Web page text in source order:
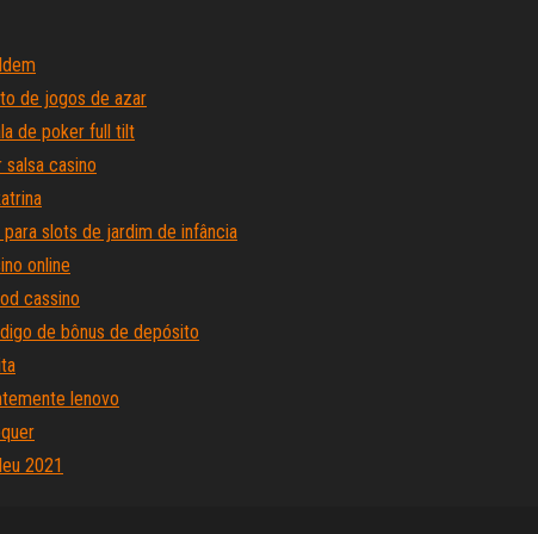
de jogos de azar
de poker full tilt
casino
slots de jardim de infância
online
cassino
de bônus de depósito
lenovo
2021